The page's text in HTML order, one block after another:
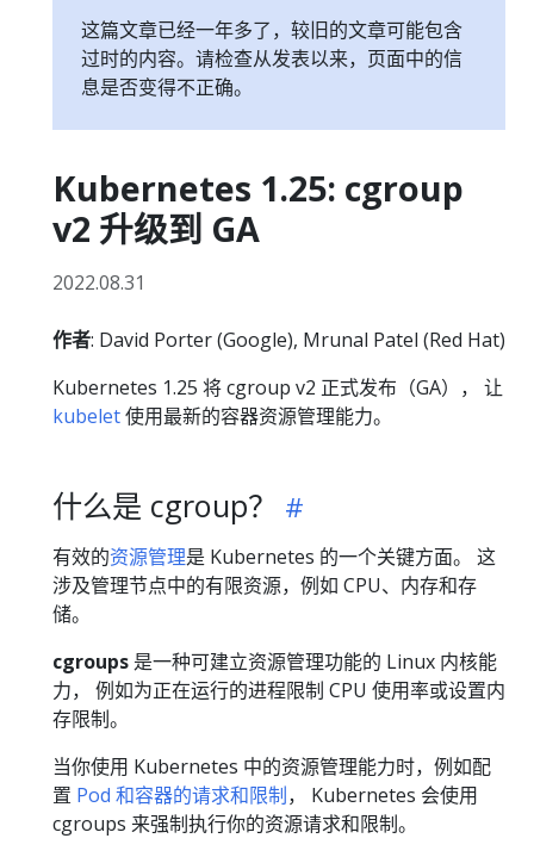
这篇文章已经一年多了，较旧的文章可能包含
过时的内容。请检查从发表以来，页面中的信
息是否变得不正确。
Kubernetes 1.25: cgroup
v2 升级到 GA
2022.08.31
作者: David Porter (Google), Mrunal Patel (Red Hat)
Kubernetes 1.25 将 cgroup v2 正式发布（GA）， 让
kubelet使用最新的容器资源管理能力。
什么是 cgroup？
有效的资源管理是 Kubernetes 的一个关键方面。 这
涉及管理节点中的有限资源，例如 CPU、内存和存
储。
cgroups 是一种可建立资源管理功能的 Linux 内核能
力， 例如为正在运行的进程限制 CPU 使用率或设置内
存限制。
当你使用 Kubernetes 中的资源管理能力时，例如配
置 Pod 和容器的请求和限制， Kubernetes 会使用
cgroups 来强制执行你的资源请求和限制。